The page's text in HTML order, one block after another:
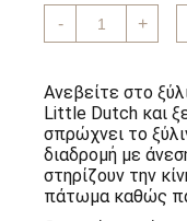
-
Ξύλινο
παιχνίδι
τρακτέρ
Little
Dutch
ποσότητα
+
Ανεβείτε στο
Little Dutch και
σπρώχνει το
διαδρομή με
στηρίζουν την
πάτωμα καθώς